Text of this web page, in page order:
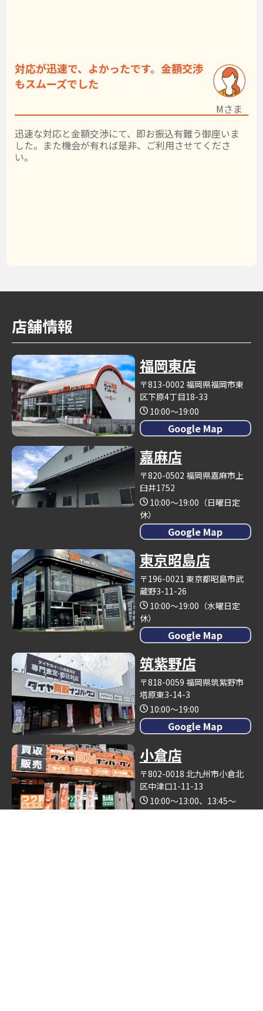
対応が迅速で、よかったです。金額交渉
もスムーズでした
迅速な対応と金額交渉にて、即お振込有難う御座いま
した。また機会が有れば是非、ご利用させてくださ
い。
Mさま
店舗情報
福岡東店
〒813-0002 福岡県福岡市東
区下原4丁目18-33
10:00～19:00
Google Map
嘉麻店
〒820-0502 福岡県嘉麻市上
臼井1752
10:00～19:00（日曜日定
休）
Google Map
東京昭島店
〒196-0021 東京都昭島市武
蔵野3-11-26
10:00～19:00（水曜日定
休）
Google Map
筑紫野店
〒818-0059 福岡県筑紫野市
塔原東3-14-3
10:00～19:00
Google Map
小倉店
〒802-0018 北九州市小倉北
区中津口1-11-13
10:00～13:00、13:45～
19:00（木曜日定休）